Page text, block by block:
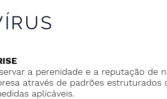
a perenidade e a reputação de
através de padrões estruturados
aplicáveis.